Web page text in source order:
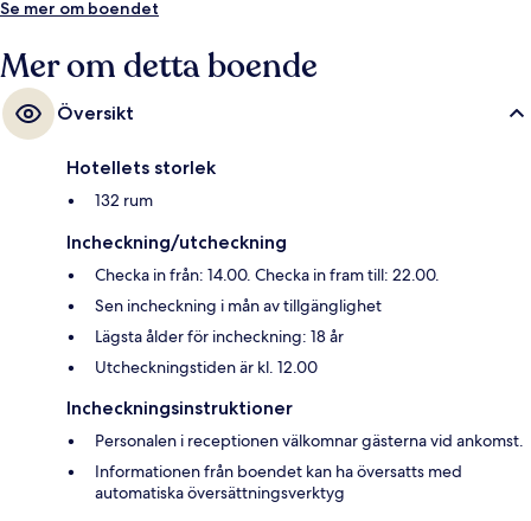
Se mer om boendet
Mer om detta boende
Översikt
Hotellets storlek
132 rum
Incheckning/utcheckning
Checka in från: 14.00. Checka in fram till: 22.00.
Sen incheckning i mån av tillgänglighet
Lägsta ålder för incheckning: 18 år
Utcheckningstiden är kl. 12.00
Incheckningsinstruktioner
Personalen i receptionen välkomnar gästerna vid ankomst.
Informationen från boendet kan ha översatts med
automatiska översättningsverktyg